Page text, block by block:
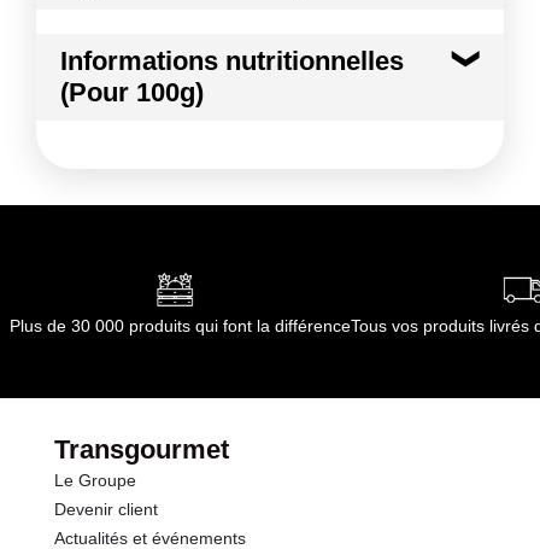
MELON VERT
Conformément aux informations transmises
Informations nutritionnelles
(Pour 100g)
Kilojoules 172 kj
Glucides 9.0 g
Fibres
Protéines
Plus de 30 000 produits qui font la différenceTous vos produits livrés
Transgourmet
Le Groupe
Devenir client
Actualités et événements